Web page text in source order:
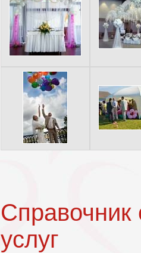
услуг